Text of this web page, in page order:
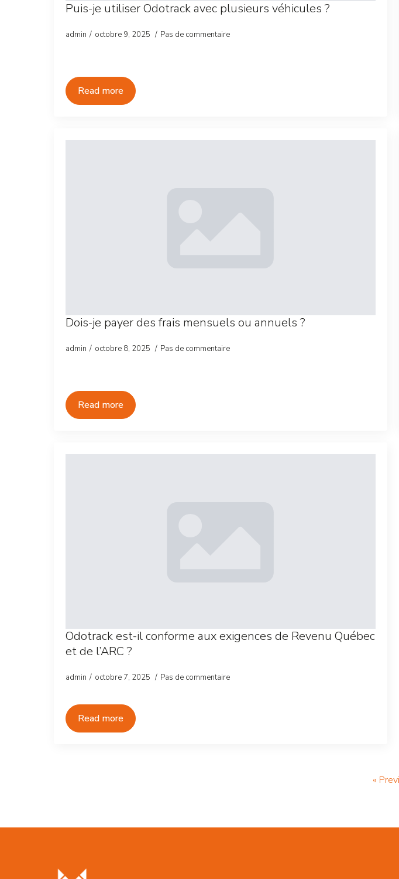
Puis-je utiliser Odotrack avec plusieurs véhicules ?
admin octobre 9, 2025 Pas de commentaire
Read more
Dois-je payer des frais mensuels ou annuels ?
admin octobre 8, 2025 Pas de commentaire
Read more
Odotrack est-il conforme aux exigences de Revenu Québec
et de l’ARC ?
admin octobre 7, 2025 Pas de commentaire
Read more
«